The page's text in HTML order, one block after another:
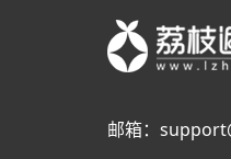
邮箱：